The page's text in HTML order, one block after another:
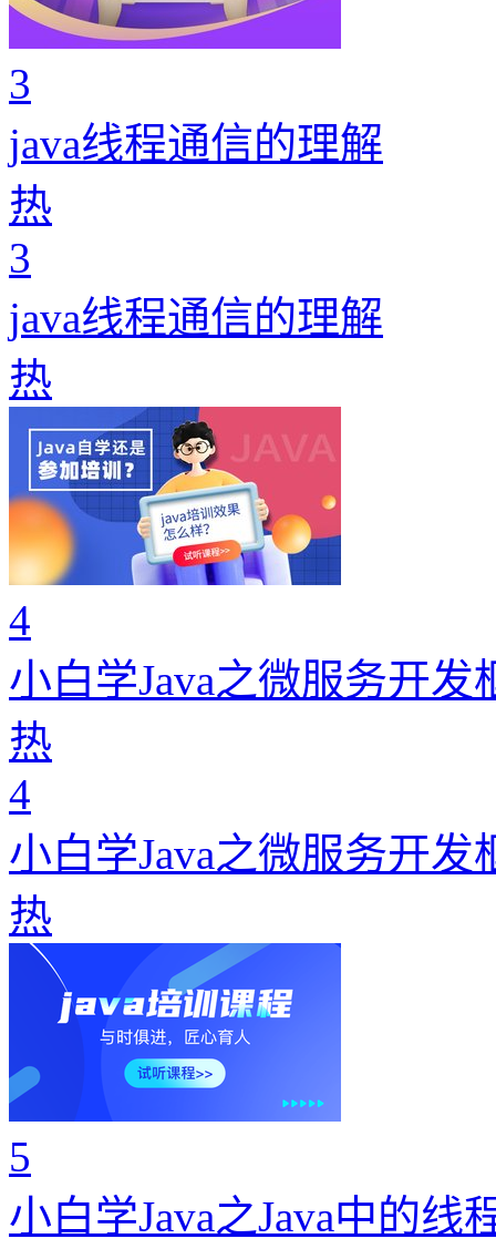
3
java线程通信的理解
热
3
java线程通信的理解
热
4
小白学Java之微服务开发
热
4
小白学Java之微服务开发
热
5
小白学Java之Java中的线